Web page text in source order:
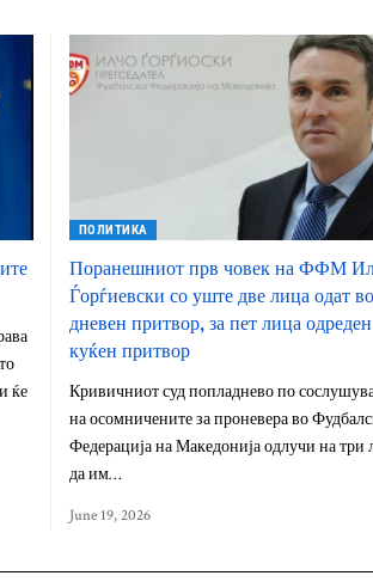
ќе
ПОЛИТИКА
Поранешниот прв човек на ФФМ
Ѓорѓиевски со уште две лица одат
дневен притвор, за пет лица одреден
куќен притвор
Кривичниот суд попладнево по
на осомничените за проневера во
Федерација на Македонија одлучи на три
да им…
June 19, 2026